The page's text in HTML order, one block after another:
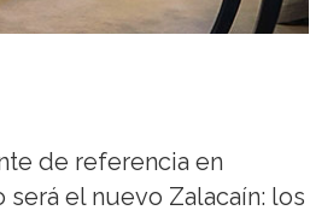
de referencia en
el nuevo Zalacaín: los